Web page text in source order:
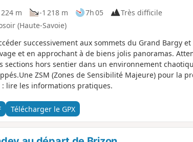
224 m -1 218 m 7h 05
Très difficile
(Haute-Savoie)
successivement aux sommets du Grand Bargy
et en approchant à de biens jolis panoramas.
sections hors sentier dans un environnement
ZSM (Zones de Sensibilité Majeure) pour la
: lire les informations pratiques.
Télécharger le GPX